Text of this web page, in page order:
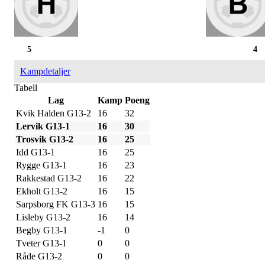
4
5
Kampdetaljer
Tabell
Lag
Kamp Poeng
Kvik Halden G13-2
16
32
Lervik G13-1
16
30
Trosvik G13-2
16
25
Idd G13-1
16
25
Rygge G13-1
16
23
Rakkestad G13-2
16
22
Ekholt G13-2
16
15
Sarpsborg FK G13-3 16
15
Lisleby G13-2
16
14
Begby G13-1
-1
0
Tveter G13-1
0
0
Råde G13-2
0 0